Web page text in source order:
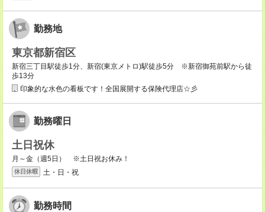
勤務地
東京都新宿区
新宿三丁目駅徒歩1分、新宿(東京メトロ)駅徒歩5分 ※新宿御苑前駅から徒
歩13分
印象的な水色の看板です！全国展開する保険代理店☆彡
勤務曜日
土日祝休
月～金（週5日） ※土日祝お休み！
休日休暇 土・日・祝
勤務時間